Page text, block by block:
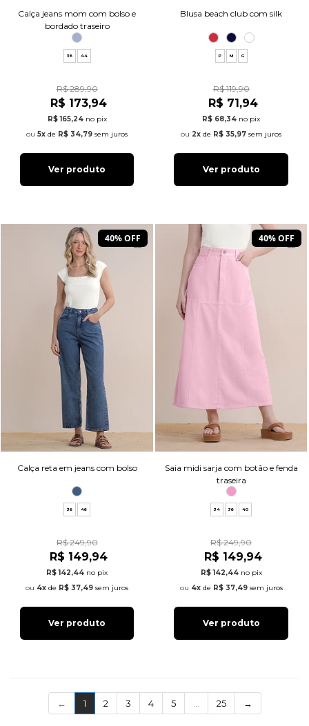
Calça jeans mom com bolso e
bordado traseiro
36 44
R$ 289,90
R$ 173,94
R$ 165,24 no pix
5x de R$ 34,79 sem juros
Ver produto
Blusa beach club com silk
P M G
R$ 119,90
R$ 71,94
R$ 68,34 no pix
2x de R$ 35,97 sem juros
Ver produto
40% OFF
Calça reta em jeans com bolso
36 46
R$ 249,90
R$ 149,94
R$ 142,44 no pix
4x de R$ 37,49 sem juros
Ver produto
40% OFF
Saia midi sarja com botão e fenda
traseira
34 36 40
R$ 249,90
R$ 149,94
R$ 142,44 no pix
4xde R$ 37,49sem juros
Ver produto
← 1(current)
2 3 4 5 … 25 →